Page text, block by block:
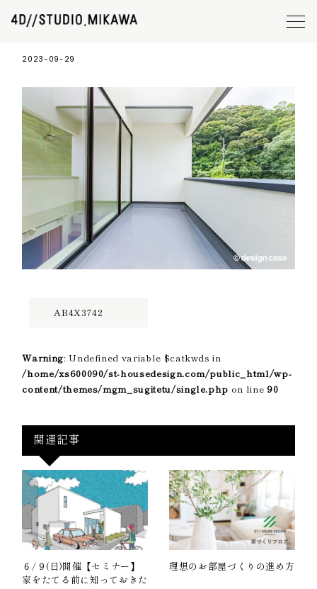
AB4X3742
2023-09-29
AB4X3742
Warning: Undefined variable $catkwds in
/home/xs600090/st-housedesign.com/public_html/wp-
content/themes/mgm_sugitetu/single.php on line 90
関連記事
６/９(日)開催【セミナー】
家をたてる前に知っておきた
理想のお部屋づくりの進め方